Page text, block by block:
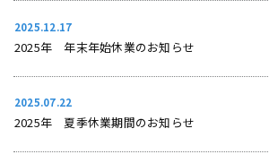
2025.12.17
2025年 年末年始休業のお知らせ
2025.07.22
2025年 夏季休業期間のお知らせ